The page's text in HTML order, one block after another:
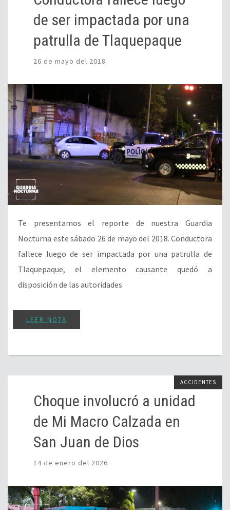
de ser impactada por una
patrulla de Tlaquepaque
26 de mayo del 2018
Te presentamos el reporte de nuestra Guardia
Nocturna este sábado 26 de mayo del 2018. Conductora
fallece luego de ser impactada por una patrulla de
Tlaquepaque, el elemento causante quedó a
disposición de las autoridades
LEER NOTA
ACCIDENTES
Choque involucró a unidad
de Mi Macro Calzada en
San Juan de Dios
14 de enero del 2026